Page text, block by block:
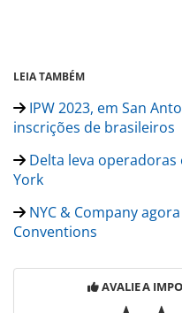
LEIA TAMBÉM
IPW 2023, em San
inscrições de brasileiros
Delta leva
York
NYC & Company
Conventions
AVALIE A